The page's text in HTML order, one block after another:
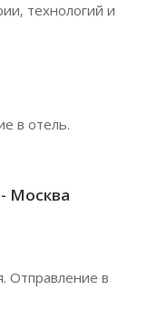
технологий и
в отель.
Москва
Отправление в